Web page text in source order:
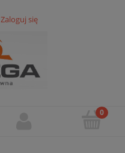
Zaloguj się